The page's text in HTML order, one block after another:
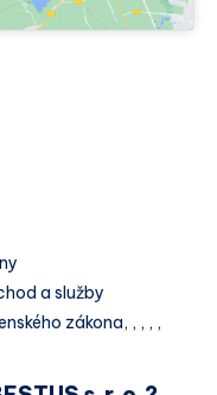
a služby
zákona, , , , ,